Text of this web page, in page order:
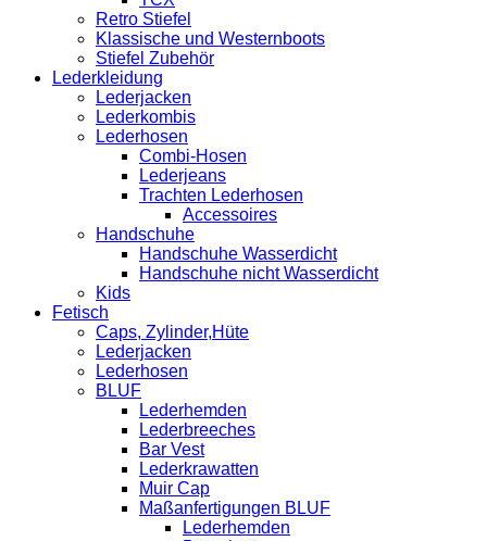
Retro Stiefel
Klassische und Westernboots
Stiefel Zubehör
Lederkleidung
Lederjacken
Lederkombis
Lederhosen
Combi-Hosen
Lederjeans
Trachten Lederhosen
Accessoires
Handschuhe
Handschuhe Wasserdicht
Handschuhe nicht Wasserdicht
Kids
Fetisch
Caps, Zylinder,Hüte
Lederjacken
Lederhosen
BLUF
Lederhemden
Lederbreeches
Bar Vest
Lederkrawatten
Muir Cap
Maßanfertigungen BLUF
Lederhemden